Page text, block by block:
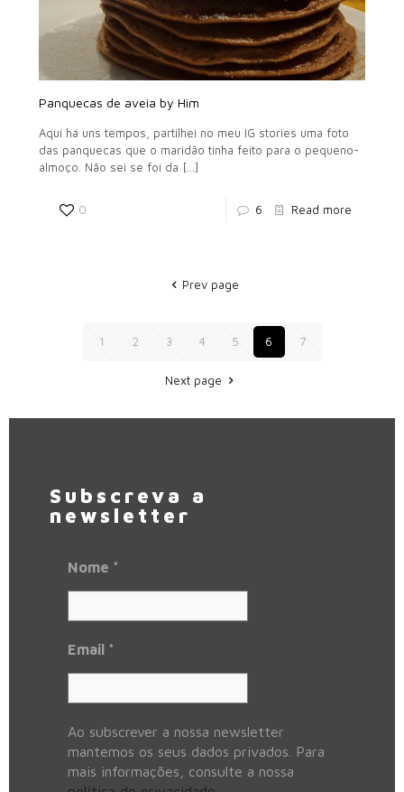
Panquecas de aveia by Him
Aqui há uns tempos, partilhei no meu IG stories uma foto
das panquecas que o maridão tinha feito para o pequeno-
almoço. Não sei se foi da […]
0 6 Read more
Prev page
1 2 3 4 5 6 7
Next page
Subscreva a
newsletter
Nome *
Email *
Ao subscrever a nossa newsletter
mantemos os seus dados privados. Para
mais informações, consulte a nossa